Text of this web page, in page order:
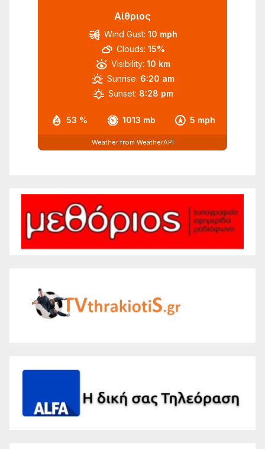
Αίθριος
53 % 1013 mb 5 mph
Wind Gust: 10 mph
Clouds: 15%
Visibility: 10 km
Sunrise: 6:20 am
Sunset: 8:28 pm
Weather from WeatherAPI